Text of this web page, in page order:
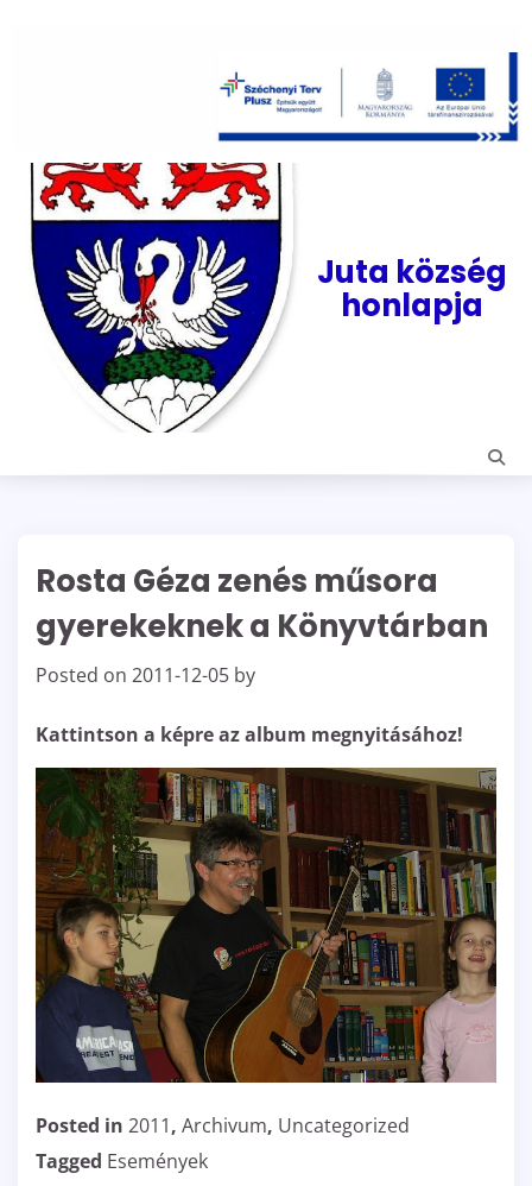
content
Juta község
honlapja
Rosta Géza zenés műsora
gyerekeknek a Könyvtárban
Posted on 2011-12-05 by
Kattintson a képre az album megnyitásához!
Posted in 2011, Archivum, Uncategorized
Tagged Események